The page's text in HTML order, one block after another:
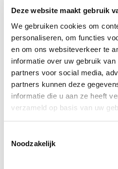
Deze website maakt gebruik
We gebruiken cookies om
personaliseren, om functies
en om ons websiteverkeer te
informatie over uw gebruik
partners voor social media,
partners kunnen deze
informatie die u aan ze heeft
verzameld op basis van uw
Noodzakelijk